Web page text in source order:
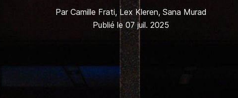
Par Camille Frati, Lex Kleren, Sana Murad
Publié le 07 juil. 2025